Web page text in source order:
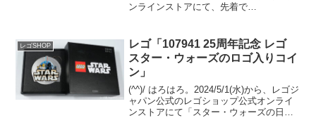
ンラインストアにて、先着で
す。 条件は￥21,600-(...
レゴSHOP
レゴ「107941 25周年記念 レゴ
スター・ウォーズのロゴ入りコイ
ン」
(^^)/ はろはろ。2024/5/1(水)から、レゴジ
ャパン公式のレゴショップ公式オンライ
ンストアにて「スター・ウォーズの日」